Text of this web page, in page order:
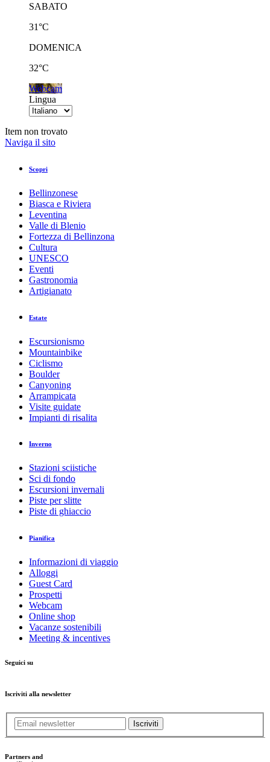
SABATO
31°C
DOMENICA
32°C
Webcam
Lingua
Item non trovato
Naviga il sito
Scopri
Bellinzonese
Biasca e Riviera
Leventina
Valle di Blenio
Fortezza di Bellinzona
Cultura
UNESCO
Eventi
Gastronomia
Artigianato
Estate
Escursionismo
Mountainbike
Ciclismo
Boulder
Canyoning
Arrampicata
Visite guidate
Impianti di risalita
Inverno
Stazioni sciistiche
Sci di fondo
Escursioni invernali
Piste per slitte
Piste di ghiaccio
Pianifica
Informazioni di viaggio
Alloggi
Guest Card
Prospetti
Webcam
Online shop
Vacanze sostenibili
Meeting & incentives
Seguici su
Iscriviti alla newsletter
Iscriviti
Partners and